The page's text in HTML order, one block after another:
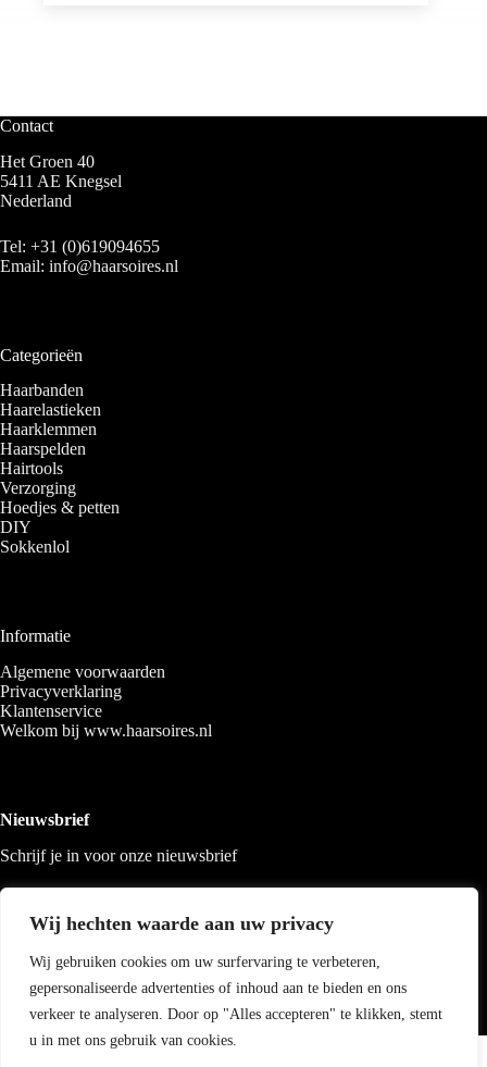
Wij hechten waarde aan uw privacy
Wij gebruiken cookies om uw surfervaring te verbeteren,
gepersonaliseerde advertenties of inhoud aan te bieden en ons
verkeer te analyseren. Door op "Alles accepteren" te klikken, stemt
u in met ons gebruik van cookies.
Contact
Het Groen 40
5411 AE Knegsel
Nederland
Tel: +31 (0)619094655
Email: info@haarsoires.nl
Categorieën
Haarbanden
Haarelastieken
Haarklemmen
Haarspelden
Hairtools
Verzorging
Hoedjes & petten
DIY
Sokkenlol
Informatie
Algemene voorwaarden
Privacyverklaring
Klantenservice
Welkom bij www.haarsoires.nl
Nieuwsbrief
Schrijf je in voor onze nieuwsbrief
Copyright 2026 Haarsoires